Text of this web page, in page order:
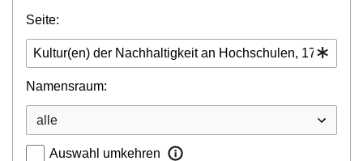
Seite:
Namensraum:
Auswahl umkehren